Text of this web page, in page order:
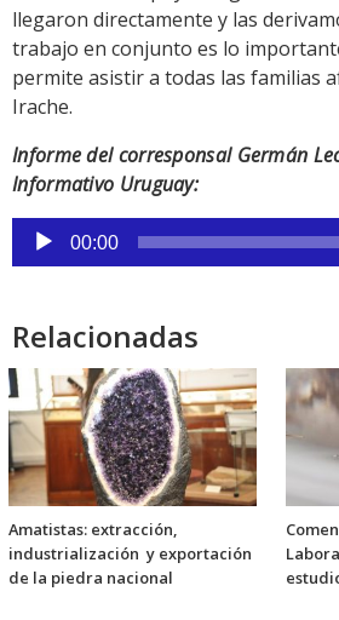
llegaron directamente y las
trabajo en conjunto es lo
permite asistir a todas las familias
Irache.
Informe del corresponsal Germán
Informativo Uruguay:
Reproductor
de
00:00
Relacionadas
Amatistas: extracción,
industrialización y exportación
de la piedra nacional